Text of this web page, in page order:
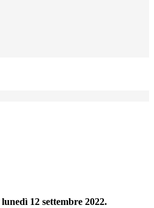
lunedì 12 settembre 2022.